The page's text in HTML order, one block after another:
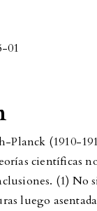
01
Planck (1910-
científicas
(1) No
luego